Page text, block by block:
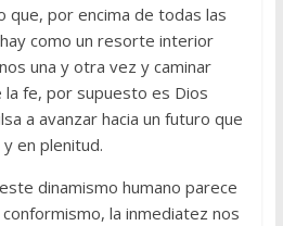
que, por encima de todas las
como un resorte interior
una y otra vez y caminar
la fe, por supuesto es Dios
a avanzar hacia un futuro que
en plenitud.
dinamismo humano parece
la inmediatez nos